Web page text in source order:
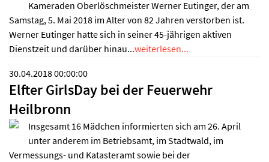
Kameraden Oberlöschmeister Werner Eutinger, der am
Samstag, 5. Mai 2018 im Alter von 82 Jahren verstorben ist.
Werner Eutinger hatte sich in seiner 45-jährigen aktiven
Dienstzeit und darüber hinau...weiterlesen...
30.04.2018 00:00:00
Elfter GirlsDay bei der Feuerwehr
Heilbronn
Insgesamt 16 Mädchen informierten sich am 26. April
unter anderem im Betriebsamt, im Stadtwald, im
Vermessungs- und Katasteramt sowie bei der